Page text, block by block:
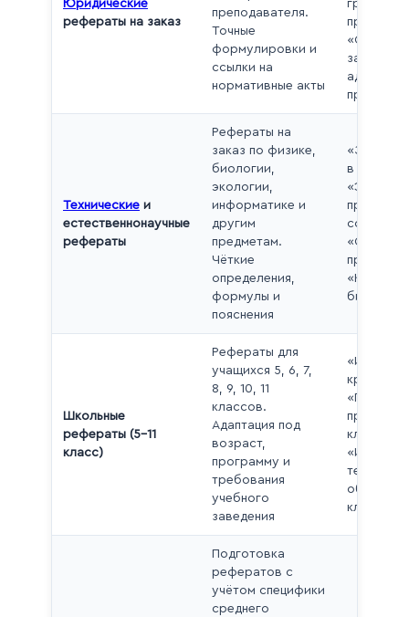
Юридические
рефераты на заказ
преподавателя.
Точные
формулировки и
ссылки на
нормативные акты
права»,
за
Технические и
естественнонаучные
рефераты
Рефераты на
заказ по физике,
биологии,
экологии,
информатике и
другим
предметам.
Чёткие
определения,
формулы и
пояснения
«Законы
в
проблемы
«Основы
Школьные
рефераты (5–11
класс)
Рефераты для
учащихся 5, 6, 7,
8, 9, 10, 11
классов.
Адаптация под
возраст,
программу и
требования
учебного
заведения
края» (5
«Понятие
класс),
класс)
Подготовка
рефератов с
учётом специфики
среднего